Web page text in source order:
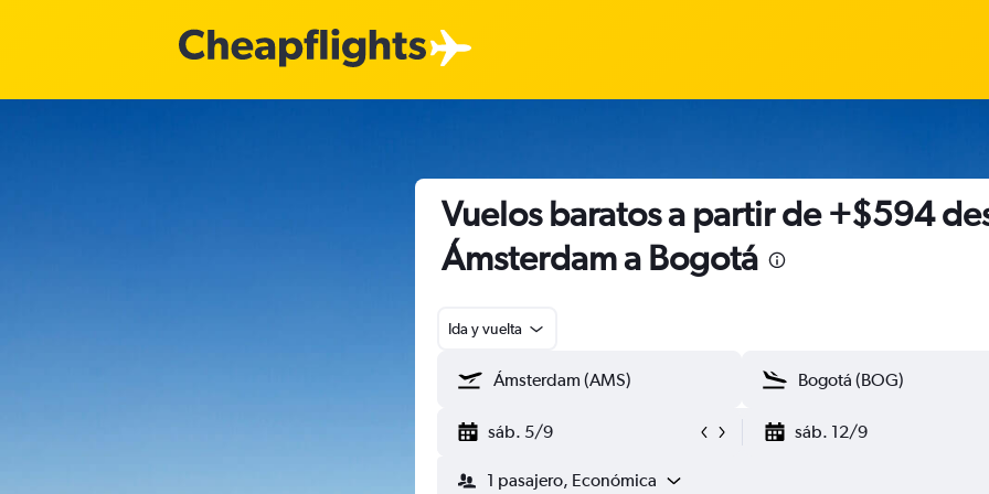
Vuelos baratos a partir de +$594
Ámsterdam a Bogotá
Ida y vuelta
sáb. 5/9 sáb. 12/9
1 pasajero, Económica